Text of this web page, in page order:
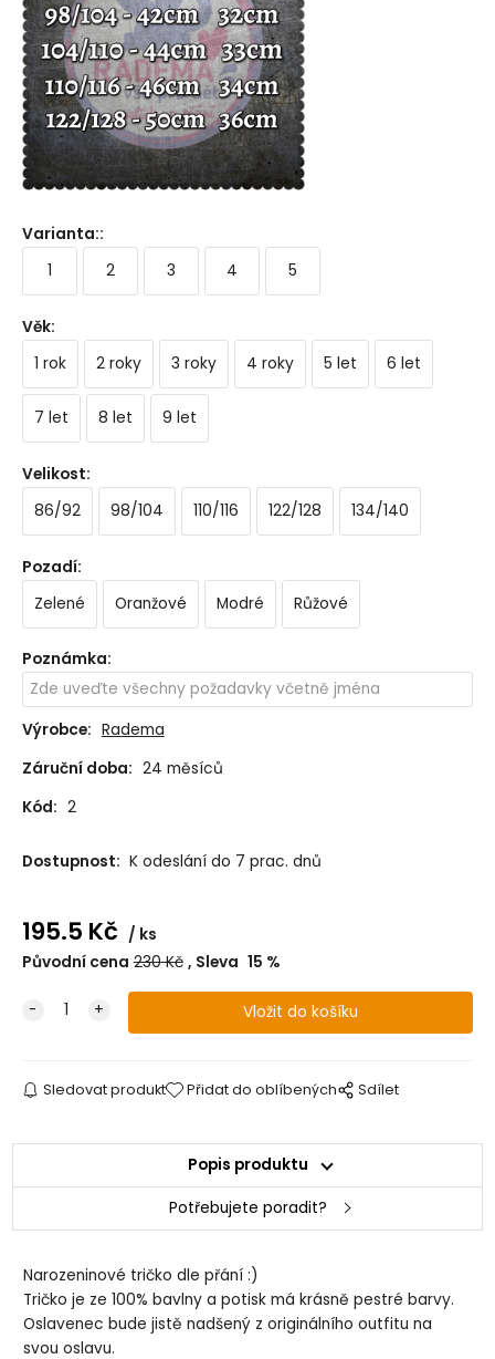
Varianta::
1
2 3 4 5
Věk:
1 rok
2 roky 3 roky 4 roky 5 let 6 let
7 let 8 let 9 let
Velikost:
86/92
98/104 110/116 122/128 134/140
Pozadí:
Zelené
Oranžové Modré Růžové
Poznámka:
Výrobce: Radema
Záruční doba: 24 měsíců
Kód: 2
Dostupnost: K odeslání do 7 prac. dnů
195.5 Kč
ks
Původní cena 230Kč Sleva 15 %
Sledovat produkt Přidat do oblíbených Sdílet
Popis produktu
Potřebujete poradit?
Narozeninové tričko dle přání :)
Tričko je ze 100% bavlny a potisk má krásně pestré barvy.
Oslavenec bude jistě nadšený z originálního outfitu na
svou oslavu.